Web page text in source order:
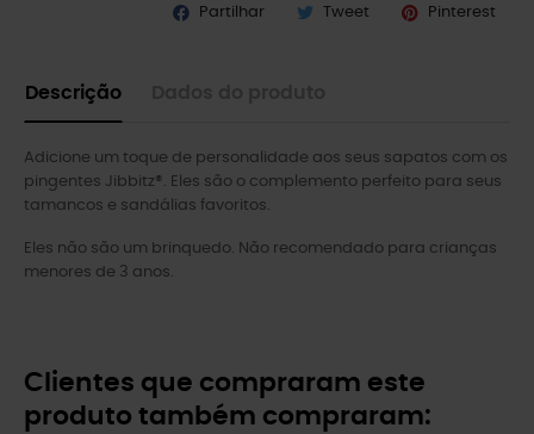
Partilhar Tweet Pinterest
Descrição
Adicione um toque de personalidade aos seus sapatos com os
pingentes Jibbitz®. Eles são o complemento perfeito para seus
tamancos e sandálias favoritos.
Eles não são um brinquedo. Não recomendado para crianças
menores de 3 anos.
Clientes que compraram este
produto também compraram: